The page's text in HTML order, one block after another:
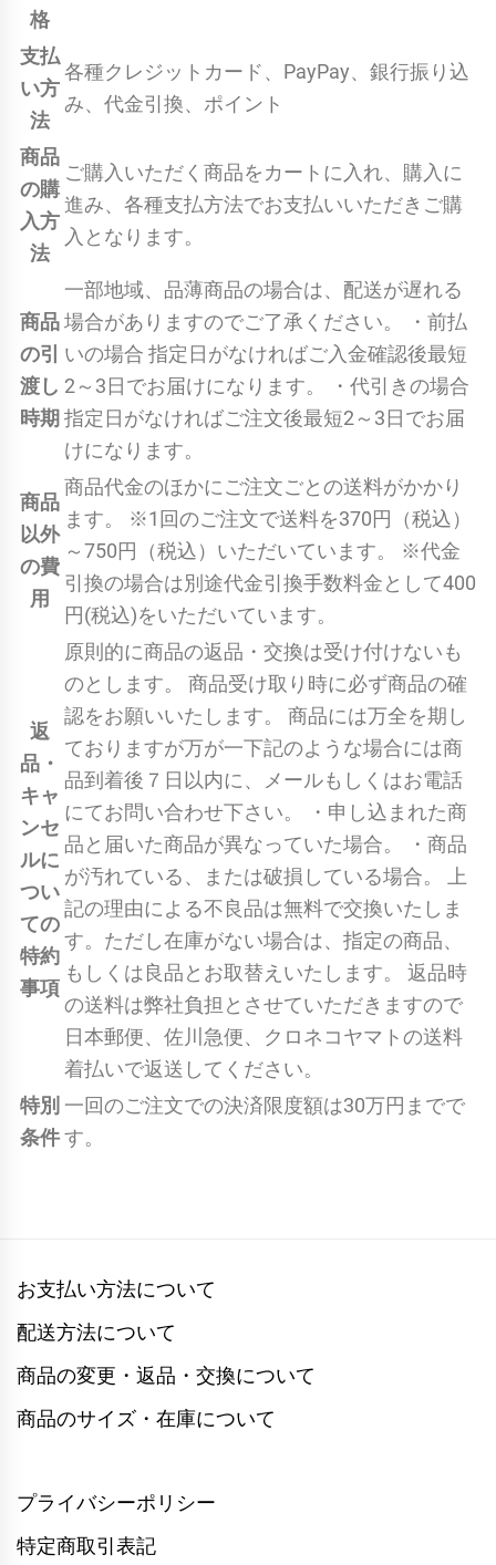
格
支払
い方
法
各種クレジットカード、PayPay、銀行振り込
み、代金引換、ポイント
商品
の購
入方
法
ご購入いただく商品をカートに入れ、購入に
進み、各種支払方法でお支払いいただきご購
入となります。
商品
の引
渡し
時期
一部地域、品薄商品の場合は、配送が遅れる
場合がありますのでご了承ください。 ・前払
いの場合 指定日がなければご入金確認後最短
2～3日でお届けになります。 ・代引きの場合
指定日がなければご注文後最短2～3日でお届
けになります。
商品
以外
の費
用
商品代金のほかにご注文ごとの送料がかかり
ます。 ※1回のご注文で送料を370円（税込）
～750円（税込）いただいています。 ※代金
引換の場合は別途代金引換手数料金として400
円(税込)をいただいています。
返
品・
キャ
ンセ
ルに
つい
ての
特約
事項
原則的に商品の返品・交換は受け付けないも
のとします。 商品受け取り時に必ず商品の確
認をお願いいたします。 商品には万全を期し
ておりますが万が一下記のような場合には商
品到着後７日以内に、メールもしくはお電話
にてお問い合わせ下さい。 ・申し込まれた商
品と届いた商品が異なっていた場合。 ・商品
が汚れている、または破損している場合。 上
記の理由による不良品は無料で交換いたしま
す。ただし在庫がない場合は、指定の商品、
もしくは良品とお取替えいたします。 返品時
の送料は弊社負担とさせていただきますので
日本郵便、佐川急便、クロネコヤマトの送料
着払いで返送してください。
特別
条件
一回のご注文での決済限度額は30万円までで
す。
お支払い方法について
配送方法について
商品の変更・返品・交換について
商品のサイズ・在庫について
プライバシーポリシー
特定商取引表記